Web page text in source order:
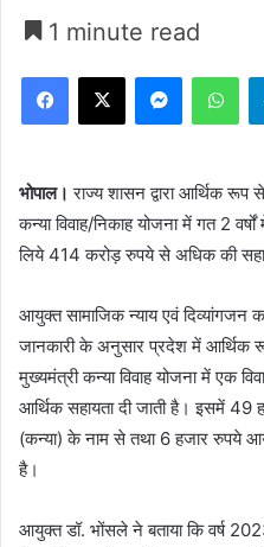
1 minute read
Facebook
X Messenger
भोपाल। राज्य शासन द्वारा आर्थिक रूप
कन्या विवाह/निकाह योजना में गत 2
लिये 414 करोड़ रुपये से अधिक की
आयुक्त सामाजिक न्याय एवं
जानकारी के अनुसार प्रदेश में आर्थिक
मुख्यमंत्री कन्या विवाह योजना में एक
आर्थिक सहायता दी जाती है। इसमें
(कन्या) के नाम से तथा 6 हजार रुपये
है।
आयुक्त डॉ. भोंसले ने बताया कि वर्ष